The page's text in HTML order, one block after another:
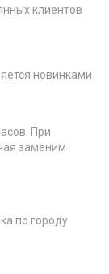
клиентов
новинками
При
заменим
по городу